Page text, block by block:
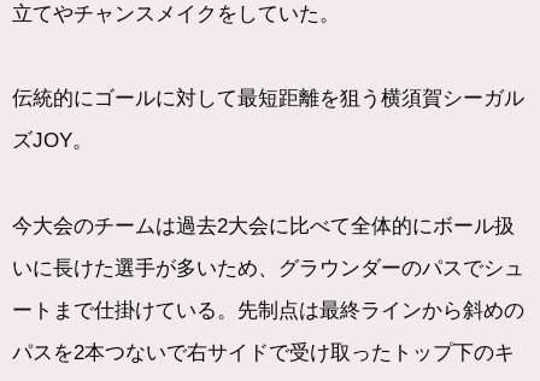
立てやチャンスメイクをしていた。
伝統的にゴールに対して最短距離を狙う横須賀シーガル
ズJOY。
今大会のチームは過去2大会に比べて全体的にボール扱
いに長けた選手が多いため、グラウンダーのパスでシュ
ートまで仕掛けている。先制点は最終ラインから斜めの
パスを2本つないで右サイドで受け取ったトップ下のキ